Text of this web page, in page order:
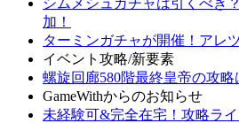
加！
ターミンガチャが開催！アレ
イベント攻略/新要素
螺旋回廊580階最終皇帝の攻略
GameWithからのお知らせ
未経験可&完全在宅！攻略ライ